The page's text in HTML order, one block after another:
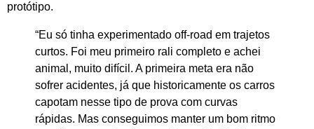
protótipo.
“Eu só tinha experimentado off-road em trajetos
curtos. Foi meu primeiro rali completo e achei
animal, muito difícil. A primeira meta era não
sofrer acidentes, já que historicamente os carros
capotam nesse tipo de prova com curvas
rápidas. Mas conseguimos manter um bom ritmo